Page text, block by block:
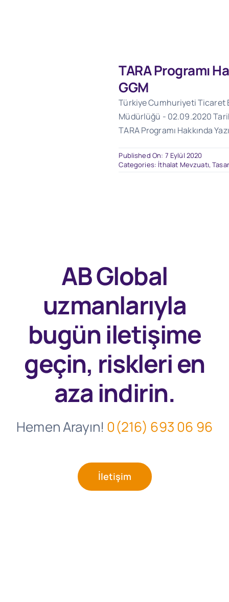
TARA Programı
GGM
Türkiye Cumhuriyeti Ticaret
Müdürlüğü - 02.09.2020
TARA Programı Hakkında Yazı
Published On: 7 Eylül 2020
Categories: İthalat Mevzuatı,
AB Global
uzmanlarıyla
bugüniletişime
geçin, riskleri en
aza indirin.
Hemen Arayın! 0(216) 693 06 96
İletişim